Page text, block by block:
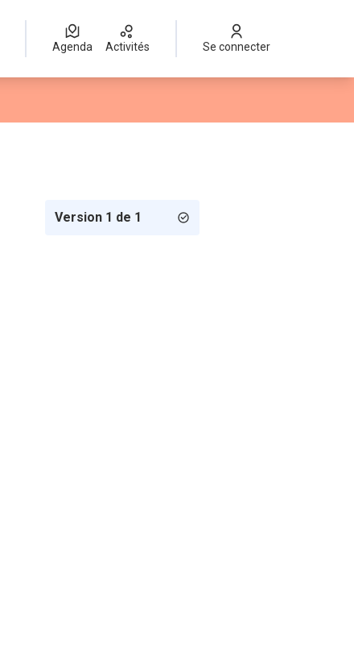
Agenda Activités Se connecter
Version 1 de 1